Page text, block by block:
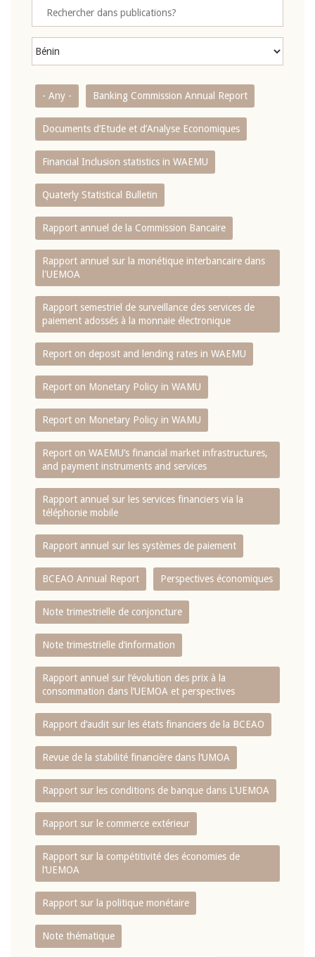
- Any - Banking Commission Annual Report
Documents d’Etude et d’Analyse Economiques
Financial Inclusion statistics in WAEMU
Quaterly Statistical Bulletin
Rapport annuel de la Commission Bancaire
Rapport annuel sur la monétique interbancaire dans
l'UEMOA
Rapport semestriel de surveillance des services de
paiement adossés à la monnaie électronique
Report on deposit and lending rates in WAEMU
Report on Monetary Policy in WAMU
Report on Monetary Policy in WAMU
Report on WAEMU’s financial market infrastructures,
and payment instruments and services
Rapport annuel sur les services financiers via la
téléphonie mobile
Rapport annuel sur les systèmes de paiement
BCEAO Annual Report Perspectives économiques
Note trimestrielle de conjoncture
Note trimestrielle d‘information
Rapport annuel sur l‘évolution des prix à la
consommation dans l‘UEMOA et perspectives
Rapport d‘audit sur les états financiers de la BCEAO
Revue de la stabilité financière dans l‘UMOA
Rapport sur les conditions de banque dans L‘UEMOA
Rapport sur le commerce extérieur
Rapport sur la compétitivité des économies de
l‘UEMOA
Rapport sur la politique monétaire
Note thématique